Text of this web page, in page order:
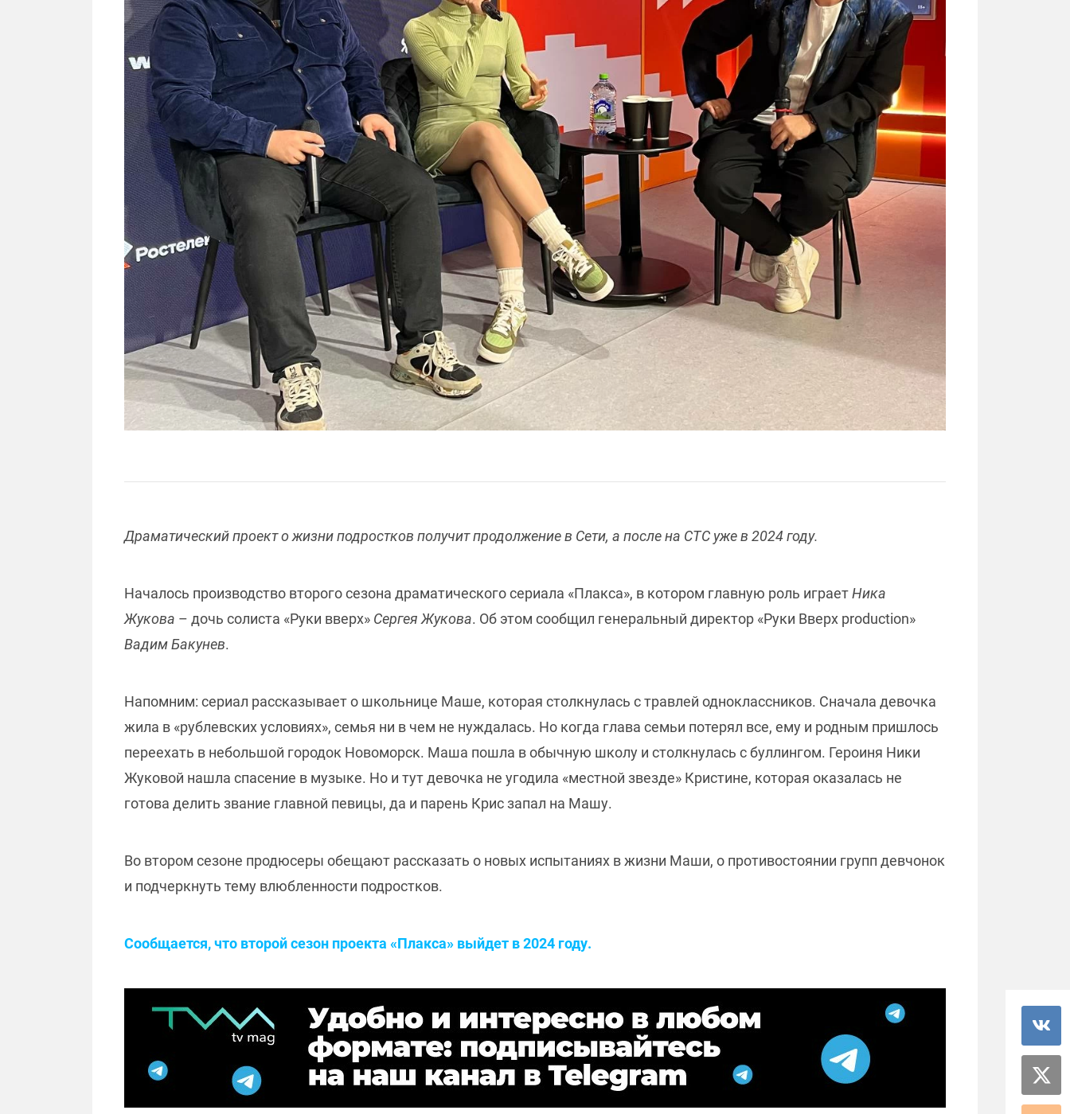
Драматический проект о жизни подростков получит продолжение в Сети, а после на СТС уже в 2024 году.
Началось производство второго сезона драматического сериала «Плакса», в котором главную роль играетНика
Жукова – дочь солиста «Руки вверх» Сергея Жукова. Об этом сообщил генеральный директор «Руки Вверх production»
Вадим Бакунев.
Напомним: сериал рассказывает о школьнице Маше, которая столкнулась с травлей одноклассников. Сначала девочка
жила в «рублевских условиях», семья ни в чем не нуждалась. Но когда глава семьи потерял все, ему и родным пришлось
переехать в небольшой городок Новоморск. Маша пошла в обычную школу и столкнулась с буллингом. Героиня Ники
Жуковой нашла спасение в музыке. Но и тут девочка не угодила «местной звезде» Кристине, которая оказалась не
готова делить звание главной певицы, да и парень Крис запал на Машу.
Во втором сезоне продюсеры обещают рассказать о новых испытаниях в жизни Маши, о противостоянии групп девчонок
и подчеркнуть тему влюбленности подростков.
Сообщается, что второй сезон проекта «Плакса» выйдет в 2024 году.